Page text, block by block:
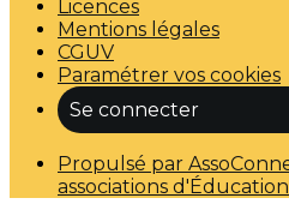
Licences
Mentions légales
CGUV
Paramétrer vos cookies
Se connecter
Propulsé par
associations d'Éducation